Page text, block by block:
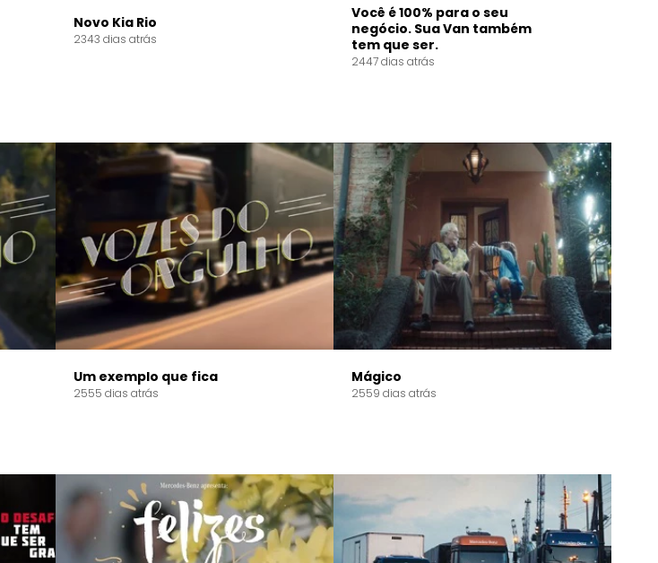
Novo Kia Rio
2343 dias atrás
Você é 100% para o seu
negócio. Sua Van também
tem que ser.
2447 dias atrás
Um exemplo que fica
2555 dias atrás
Mágico
2559 dias atrás